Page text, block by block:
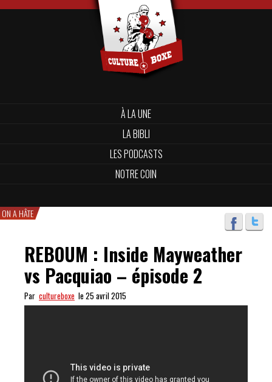
À LA UNE
LA BIBLI
LES PODCASTS
NOTRE COIN
ON A HÂTE
REBOUM : Inside Mayweather
vs Pacquiao – épisode 2
Par cultureboxe le 25 avril 2015